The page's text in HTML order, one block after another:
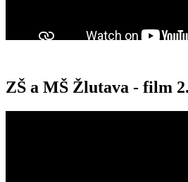
ZŠ a MŠ Žlutava - film